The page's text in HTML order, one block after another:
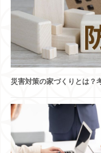
災害対策の家づくりとは？